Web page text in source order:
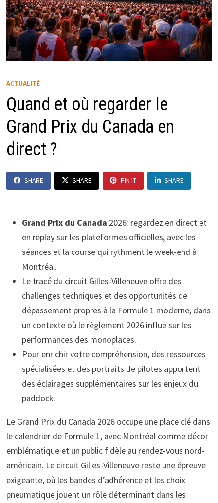
ACTUALITÉ
Quand et où regarder le
Grand Prix du Canada en
direct ?
SHARE SHARE PIN IT SHARE
Grand Prix du Canada 2026: regardez en direct et
en replay sur les plateformes officielles, avec les
séances et la course qui rythment le week-end à
Montréal.
Le tracé du circuit Gilles-Villeneuve offre des
challenges techniques et des opportunités de
dépassement propres à la Formule 1 moderne, dans
un contexte où le règlement 2026 influe sur les
performances des monoplaces.
Pour enrichir votre compréhension, des ressources
spécialisées et des portraits de pilotes apportent
des éclairages supplémentaires sur les enjeux du
paddock.
Le Grand Prix du Canada 2026 occupe une place clé dans
le calendrier de Formule 1, avec Montréal comme décor
emblématique et un public fidèle au rendez-vous nord-
américain. Le circuit Gilles-Villeneuve reste une épreuve
exigeante, où les bandes d’adhérence et les choix
pneumatique jouent un rôle déterminant dans les